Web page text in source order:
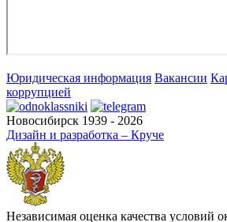
Юридическая информация Вакансии
коррупцией
Новосибирск 1939 - 2026
Дизайн и разработка – Круче
Независимая оценка качества условий